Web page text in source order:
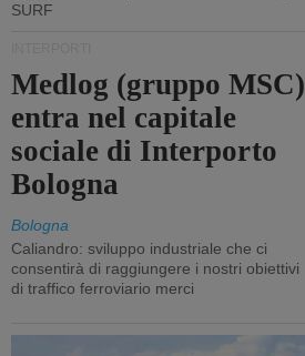
SURF
Medlog (gruppo MSC)
entra nel capitale
sociale di Interporto
Bologna
Bologna
Caliandro: sviluppo industriale che ci
consentirà di raggiungere i nostri obiettivi
di traffico ferroviario merci